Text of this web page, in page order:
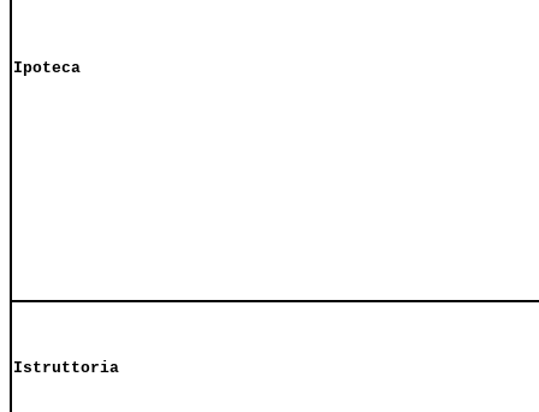
Ipoteca
Istruttoria